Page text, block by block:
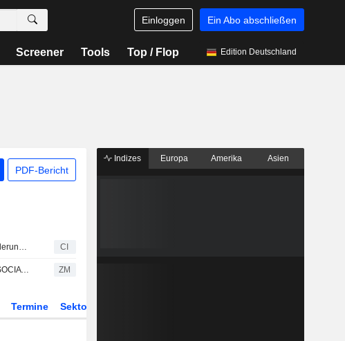
Einloggen Ein Abo abschließen
Screener Tools Top / Flop Edition Deutschland
PDF-Bericht
Flagstar Bank, N.A. kündigt Veränderungen im Management an CI
FLAGSTAR BANK, NATIONAL ASSOCIATION : RBC Capital Markets gibt neutrale Bewertung ab ZM
Termine Sektor
Indizes Europa Amerika Asien